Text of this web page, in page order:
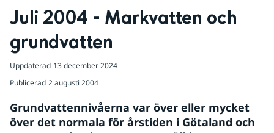
Juli 2004 - Markvatten och
grundvatten
Uppdaterad 13 december 2024
Publicerad 2 augusti 2004
Grundvattennivåerna var över eller mycket
över det normala för årstiden i Götaland och